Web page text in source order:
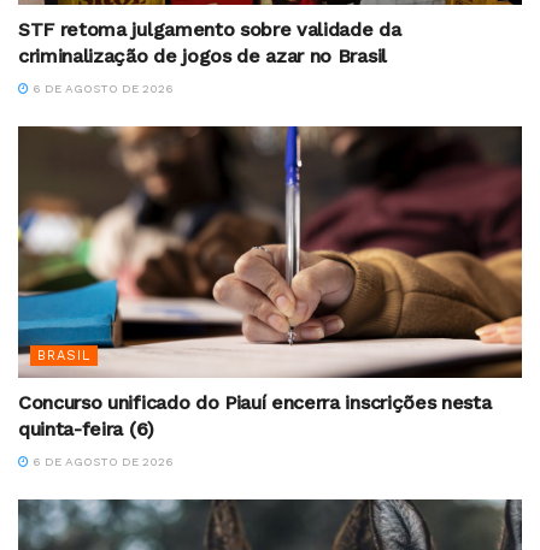
STF retoma julgamento sobre validade da
criminalização de jogos de azar no Brasil
6 DE AGOSTO DE 2026
BRASIL
Concurso unificado do Piauí encerra inscrições nesta
quinta-feira (6)
6 DE AGOSTO DE 2026